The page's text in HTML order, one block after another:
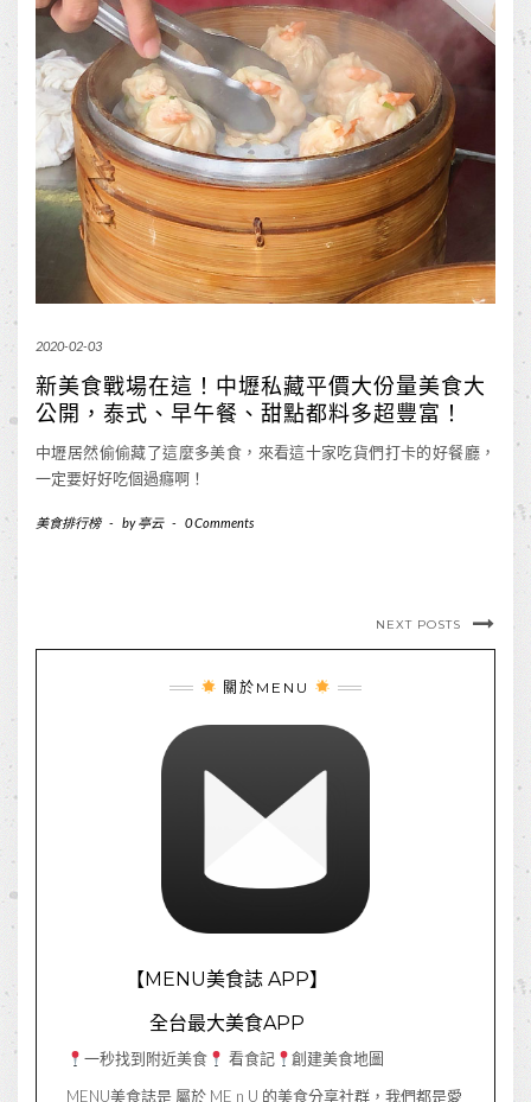
2020-02-03
新美食戰場在這！中壢私藏平價大份量美食大
公開，泰式、早午餐、甜點都料多超豐富！
中壢居然偷偷藏了這麼多美食，來看這十家吃貨們打卡的好餐廳，
一定要好好吃個過癮啊！
美食排行榜 - by亭云 - 0 Comments
NEXT POSTS
關於MENU
【MENU美食誌 APP】
全台最大美食APP
一秒找到附近美食 看食記
創建美食地圖
MENU美食誌是 屬於 ME n U 的美食分享社群，我們都是愛